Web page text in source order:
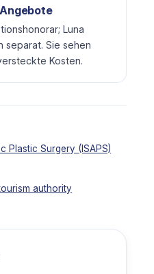
Luna
separat. Sie sehen
Kosten.
Plastic Surgery (ISAPS)
authority